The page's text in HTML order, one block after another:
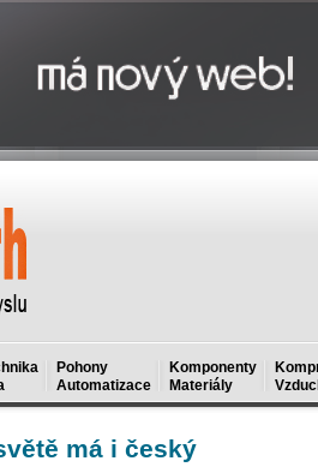
Pohony
Automatizace
Komponenty
Materiály
má i český